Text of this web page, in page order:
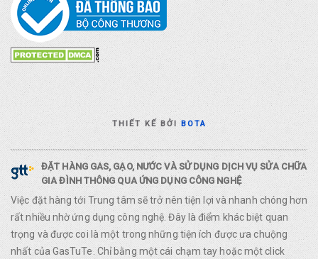
THIẾT KẾ BỞIBOTA
ĐẶT HÀNG GAS, GẠO, NƯỚC VÀ SỬ DỤNG DỊCH VỤ SỬA CHỮA
GIA ĐÌNH THÔNG QUA ỨNG DỤNG CÔNG NGHỆ
Việc đặt hàng tới Trung tâm sẽ trở nên tiện lợi và nhanh chóng hơn
rất nhiều nhờ ứng dụng công nghệ. Đây là điểm khác biệt quan
trọng và được coi là một trong những tiện ích được ưa chuộng
nhất của GasTuTe. Chỉ bằng một cái chạm tay hoặc một click